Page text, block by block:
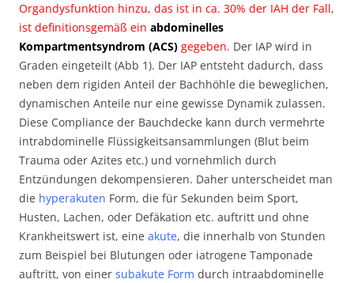
Organdysfunktion hinzu, das ist in ca. 30% der IAH der Fall,
ist definitionsgemäß ein abdominelles
Kompartmentsyndrom (ACS) gegeben. Der IAP wird in
Graden eingeteilt (Abb 1). Der IAP entsteht dadurch, dass
neben dem rigiden Anteil der Bachhöhle die beweglichen,
dynamischen Anteile nur eine gewisse Dynamik zulassen.
Diese Compliance der Bauchdecke kann durch vermehrte
intrabdominelle Flüssigkeitsansammlungen (Blut beim
Trauma oder Azites etc.) und vornehmlich durch
Entzündungen dekompensieren. Daher unterscheidet man
die hyperakuten Form, die für Sekunden beim Sport,
Husten, Lachen, oder Defäkation etc. auftritt und ohne
Krankheitswert ist, eine akute, die innerhalb von Stunden
zum Beispiel bei Blutungen oder iatrogene Tamponade
auftritt, von einer subakute Form durch intraabdominelle